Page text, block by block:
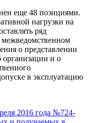
еще 48 позициями.
нагрузки на
ряд
межведомственном
о представлении
и о
в эксплуатацию
2016 года №724-